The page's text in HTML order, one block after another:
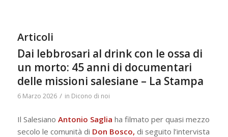
Articoli
Dai lebbrosari al drink con le ossa di
un morto: 45 anni di documentari
delle missioni salesiane – La Stampa
6 Marzo 2026 / in Dicono di noi
Il Salesiano Antonio Saglia ha filmato per quasi mezzo
secolo le comunità di Don Bosco, di seguito l’intervista